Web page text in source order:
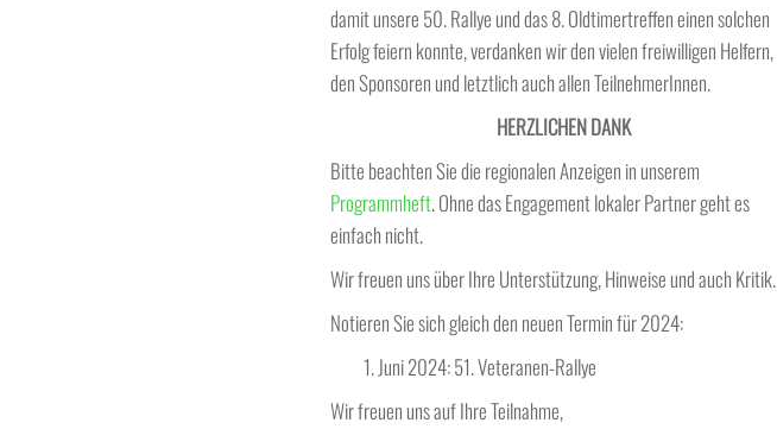
damit unsere 50. Rallye und das 8. Oldtimertreffen einen solchen
Erfolg feiern konnte, verdanken wir den vielen freiwilligen Helfern,
den Sponsoren und letztlich auch allen TeilnehmerInnen.
HERZLICHEN DANK
Bitte beachten Sie die regionalen Anzeigen in unserem
Programmheft. Ohne das Engagement lokaler Partner geht es
einfach nicht.
Wir freuen uns über Ihre Unterstützung, Hinweise und auch Kritik.
Notieren Sie sich gleich den neuen Termin für 2024:
Juni 2024: 51. Veteranen-Rallye
Wir freuen uns auf Ihre Teilnahme,